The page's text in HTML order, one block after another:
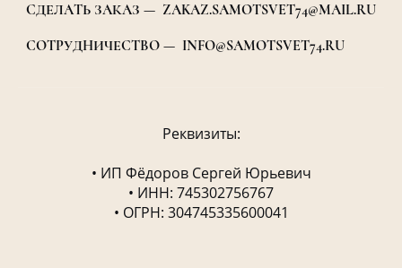
СДЕЛАТЬ ЗАКАЗ — ZAKAZ.SAMOTSVET74@MAIL.RU
СОТРУДНИЧЕСТВО — INFO@SAMOTSVET74.RU
Реквизиты:
• ИП Фёдоров Сергей Юрьевич
• ИНН: 745302756767
• ОГРН: 304745335600041